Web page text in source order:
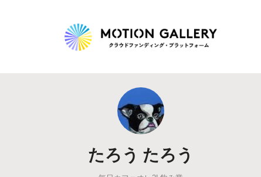
Highlight
新着プロジェクト
Feature
たろう たろう